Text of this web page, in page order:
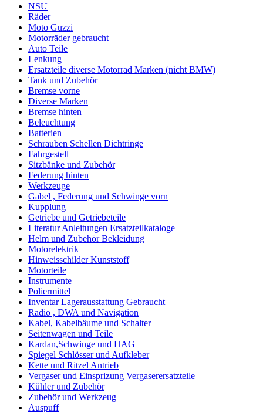
NSU
Räder
Moto Guzzi
Motorräder gebraucht
Auto Teile
Lenkung
Ersatzteile diverse Motorrad Marken (nicht BMW)
Tank und Zubehör
Bremse vorne
Diverse Marken
Bremse hinten
Beleuchtung
Batterien
Schrauben Schellen Dichtringe
Fahrgestell
Sitzbänke und Zubehör
Federung hinten
Werkzeuge
Gabel , Federung und Schwinge vorn
Kupplung
Getriebe und Getriebeteile
Literatur Anleitungen Ersatzteilkataloge
Helm und Zubehör Bekleidung
Motorelektrik
Hinweisschilder Kunststoff
Motorteile
Instrumente
Poliermittel
Inventar Lagerausstattung Gebraucht
Radio , DWA und Navigation
Kabel, Kabelbäume und Schalter
Seitenwagen und Teile
Kardan,Schwinge und HAG
Spiegel Schlösser und Aufkleber
Kette und Ritzel Antrieb
Vergaser und Einsprizung Vergaserersatzteile
Kühler und Zubehör
Zubehör und Werkzeug
Auspuff